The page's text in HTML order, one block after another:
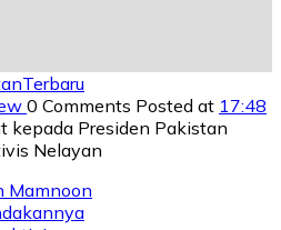
Terbaru
0 Comments Posted at 17:48